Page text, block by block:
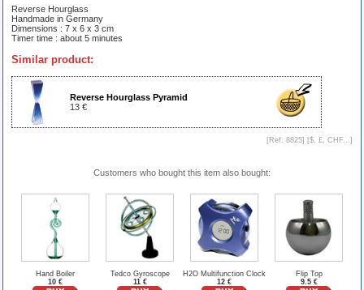
Reverse Hourglass
Handmade in Germany
Dimensions : 7 x 6 x 3 cm
Timer time : about 5 minutes
Similar product:
Reverse Hourglass Pyramid
13 €
[Ref. 8825] [$, £, CHF... ]
Customers who bought this item also bought:
Hand Boiler
10 €
Tedco Gyroscope
11 €
H2O Multifunction Clock
12 €
Flip Top
9.5 €